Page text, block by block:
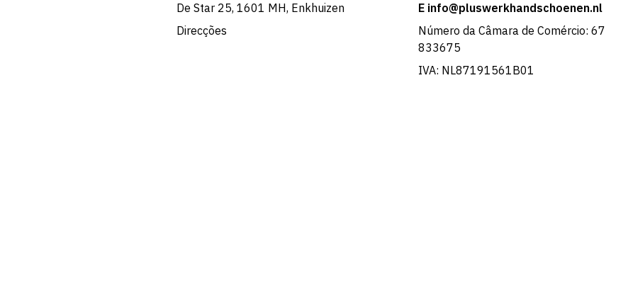
De Star 25, 1601 MH, Enkhuizen
Direcções
E info@pluswerkhandschoenen.nl
Número da Câmara de Comércio: 67
833675
IVA: NL87191561B01